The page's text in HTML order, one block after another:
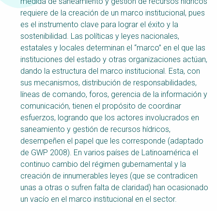
Choose a
Perspective
Financing Water Impact
WAIN Replication
Manual
Innovating Business
Models
“Resources Recovery
and Reuse
Entrepreneurship”
Online Course
Affordable Water and
Sanitation Solutions
Safe Water Business
Perspective
Train the Trainers
Water & Nutrient Cycle
Sanitation Systems
Perspective
Planning and
Programming
Sanitation Project
Implementation
Water Reporting and
Journalism
requiere de la creación de un marco institucional, pues
es el instrumento clave para lograr el éxito y la
sostenibilidad. Las políticas y leyes nacionales,
estatales y locales determinan el “marco” en el que las
instituciones del estado y otras organizaciones actúan,
dando la estructura del marco institucional. Esta, con
sus mecanismos, distribución de responsabilidades,
líneas de comando, foros, gerencia de la información y
comunicación, tienen el propósito de coordinar
esfuerzos, logrando que los actores involucrados en
saneamiento y gestión de recursos hídricos,
desempeñen el papel que les corresponde (adaptado
de GWP 2008). En varios países de Latinoamérica el
continuo cambio del régimen gubernamental y la
creación de innumerables leyes (que se contradicen
unas a otras o sufren falta de claridad) han ocasionado
un vacío en el marco institucional en el sector.